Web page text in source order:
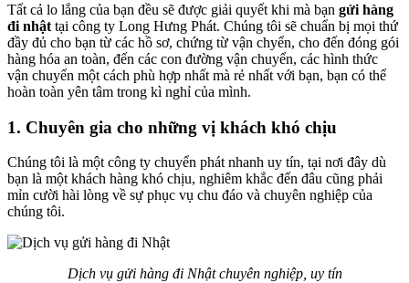
Tất cả lo lắng của bạn đều sẽ được giải quyết khi mà bạn gửi hàng
đi nhật tại công ty Long Hưng Phát. Chúng tôi sẽ chuẩn bị mọi thứ
đầy đủ cho bạn từ các hồ sơ, chứng từ vận chyển, cho đến đóng gói
hàng hóa an toàn, đến các con đường vận chuyển, các hình thức
vận chuyển một cách phù hợp nhất mà rẻ nhất với bạn, bạn có thể
hoàn toàn yên tâm trong kì nghỉ của mình.
1. Chuyên gia cho những vị khách khó chịu
Chúng tôi là một công ty chuyển phát nhanh uy tín, tại nơi đây dù
bạn là một khách hàng khó chịu, nghiêm khắc đến đâu cũng phải
mỉn cười hài lòng về sự phục vụ chu đáo và chuyên nghiệp của
chúng tôi.
Dịch vụ gửi hàng đi Nhật chuyên nghiệp, uy tín